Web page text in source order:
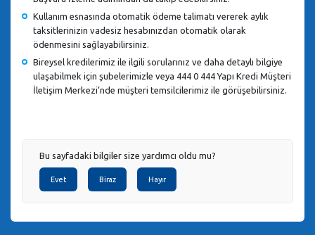
Kullanım esnasında otomatik ödeme talimatı vererek aylık
taksitlerinizin vadesiz hesabınızdan otomatik olarak
ödenmesini sağlayabilirsiniz.
Bireysel kredilerimiz ile ilgili sorularınız ve daha detaylı bilgiye
ulaşabilmek için şubelerimizle veya 444 0 444 Yapı Kredi Müşteri
İletişim Merkezi’nde müşteri temsilcilerimiz ile görüşebilirsiniz.
Bu sayfadaki bilgiler size yardımcı oldu mu?
Evet Biraz Hayır